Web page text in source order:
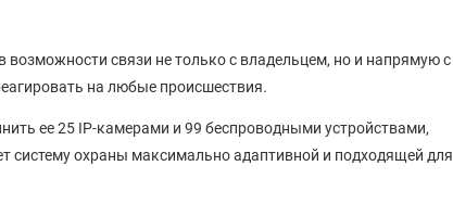
связи не только с владельцем, но и напрямую с
на любые происшествия.
ее 25 IP-камерами и 99 беспроводными устройствами,
систему охраны максимально адаптивной и подходящей для